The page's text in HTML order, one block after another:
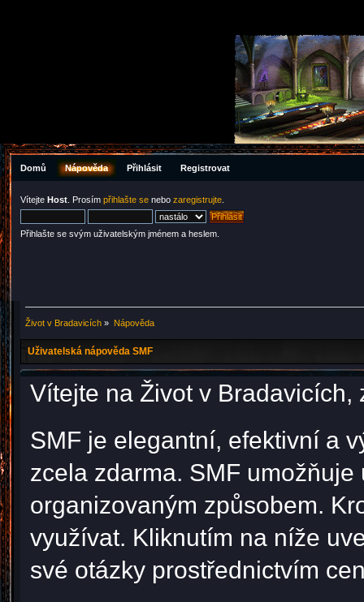
Domů Nápověda Přihlásit Registrovat
Vítejte Host . Prosím přihlašte se nebo zaregistrujte
Přihlašte se svým uživatelským jménem a heslem.
Život v Bradavicích » Nápověda
Uživatelská nápověda SMF
Vítejte na Život v
SMF je elegantní, efektivní a
zcela zdarma. SMF
organizovaným způsobem.
využívat. Kliknutím na níže
své otázky prostřednictvím